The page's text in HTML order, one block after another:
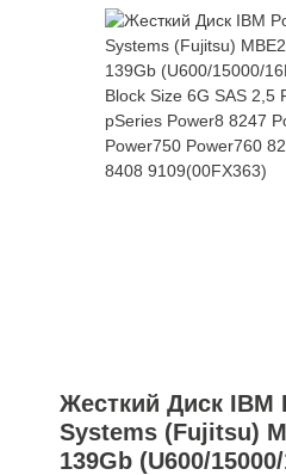
Жесткий Диск IBM
Systems (Fujitsu)
139Gb (U600/